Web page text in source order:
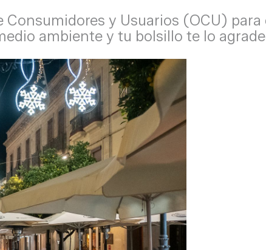
y Usuarios (OCU)​​​​​​​ para
ambiente y tu bolsillo te lo